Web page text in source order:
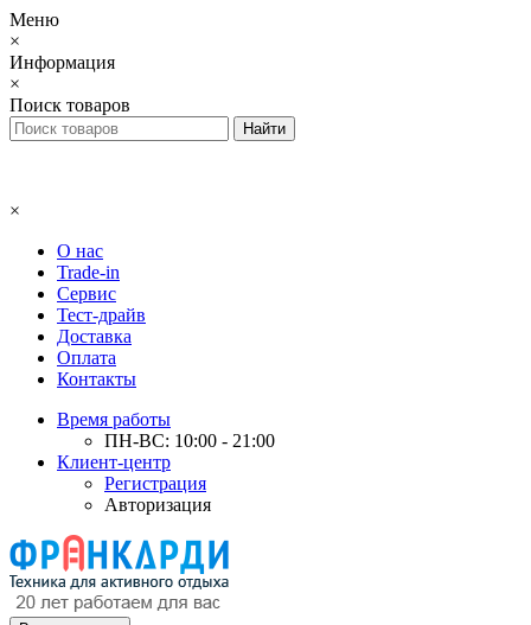
Меню
×
Информация
×
Поиск товаров
×
О нас
Trade-in
Сервис
Тест-драйв
Доставка
Оплата
Контакты
Время работы
ПН-ВС: 10:00 - 21:00
Клиент-центр
Регистрация
Авторизация